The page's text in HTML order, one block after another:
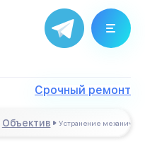
Срочный ремонт
Объектив Устранение